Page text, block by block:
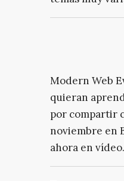
Modern Web
quieran
por compartir
noviembre en
ahora en